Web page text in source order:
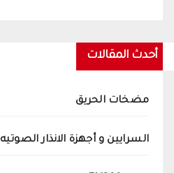
أحدث المقالات
مضخات الحريق
السرايين و أجهزة الانذار الصوتيه